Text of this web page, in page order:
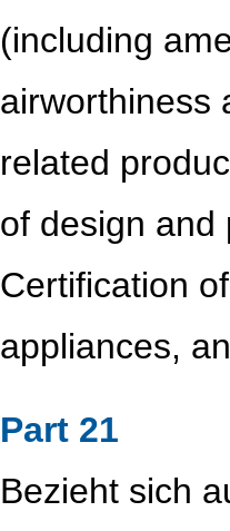
(including
airworthiness
related
of design and
Certification
appliances,
Part 21
Bezieht sich